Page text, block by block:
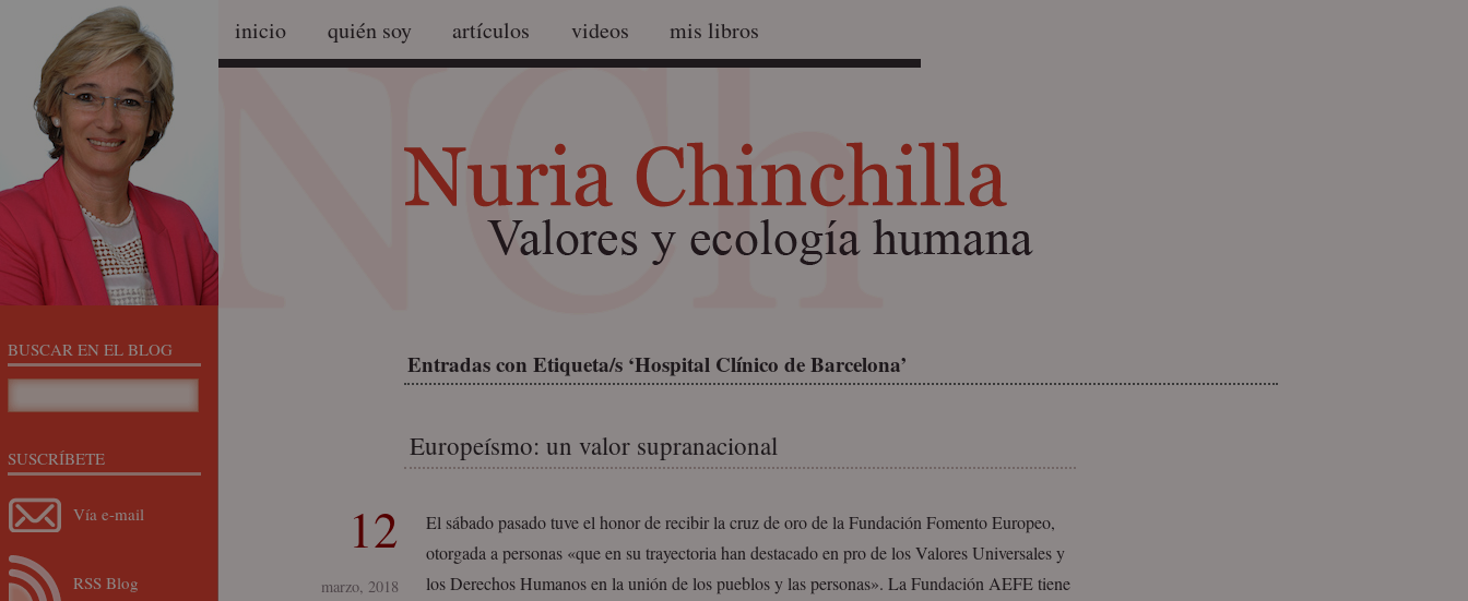
inicio quién soy artículos videos mis libros
Entradas con Etiqueta/s ‘Hospital Clínico de Barcelona’
Europeísmo: un valor supranacional
12
marzo, 2018
El sábado pasado tuve el honor de recibir la cruz de oro de la Fundación Fomento Europeo,
otorgada a personas «que en su trayectoria han destacado en pro de los Valores Universales y
los Derechos Humanos en la unión de los pueblos y las personas». La Fundación AEFE tiene
BUSCAR EN EL BLOG
SUSCRÍBETE
Vía e-mail
RSS Blog